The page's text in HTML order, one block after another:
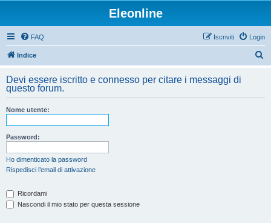
Eleonline
FAQ Login
Iscriviti
Indice
c
Devi essere iscritto e connesso per citare i messaggi di
questo forum.
Nome utente:
Password:
Ho dimenticato la password
Rispedisci l’email di attivazione
Ricordami
Nascondi il mio stato per questa sessione